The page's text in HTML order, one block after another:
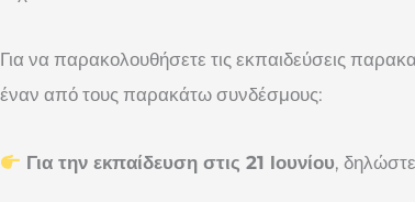
Για να παρακολουθήσετε τις εκπαιδεύσεις
έναν από τους παρακάτω συνδέσμους:
Για την εκπαίδευση στις 21 Ιουνίου,